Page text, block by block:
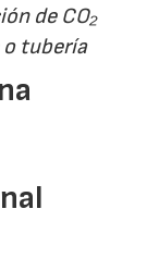
de CO₂
tubería